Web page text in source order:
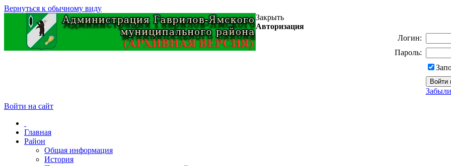
Вернуться к обычному виду
Закрыть
Авторизация
Логин:
Пароль:
Войти на сайт
Главная
Район
Общая информация
История